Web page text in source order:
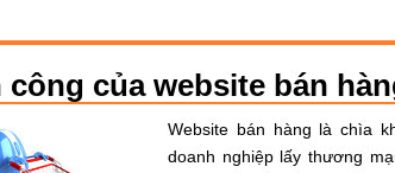
của website bán
Website bán hàng là chìa
doanh nghiệp lấy thương